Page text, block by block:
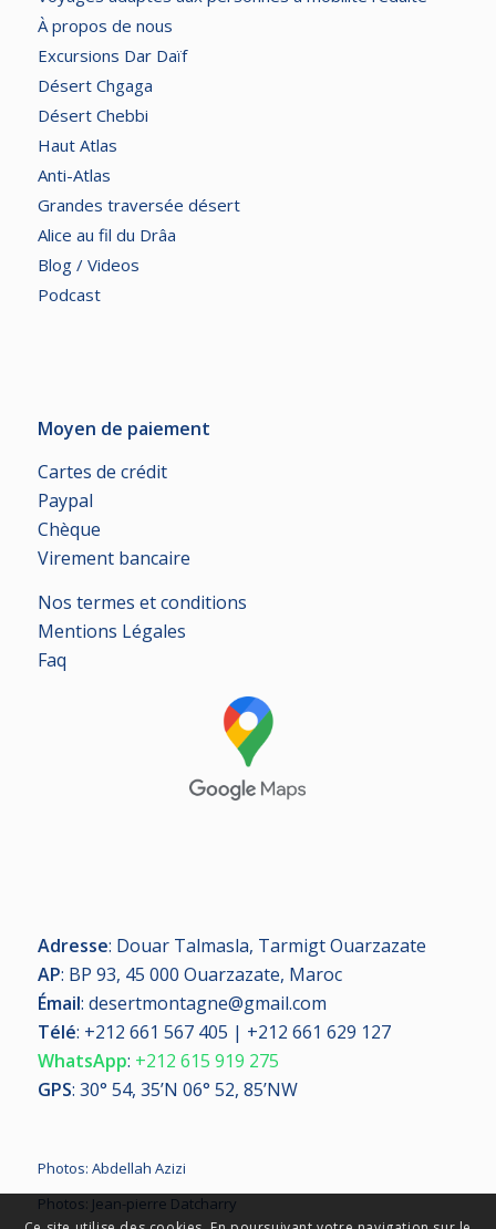
À propos de nous
Excursions Dar Daïf
Désert Chgaga
Désert Chebbi
Haut Atlas
Anti-Atlas
Grandes traversée désert
Alice au fil du Drâa
Blog / Videos
Podcast
Moyen de paiement
Cartes de crédit
Paypal
Chèque
Virement bancaire
Nos termes et conditions
Mentions Légales
Faq
Adresse: Douar Talmasla, Tarmigt Ouarzazate
AP: BP 93, 45 000 Ouarzazate, Maroc
Émail: desertmontagne@gmail.com
Télé: +212 661 567 405 | +212 661 629 127
WhatsApp: +212 615 919 275
GPS: 30° 54, 35’N 06° 52, 85’NW
Photos: Abdellah Azizi
Photos: Jean-pierre Datcharry